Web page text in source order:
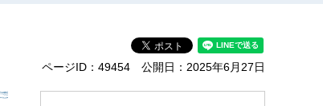
ページID：49454 公開日：2025年6月27日